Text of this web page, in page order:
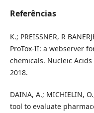
Referências
K.; PREISSNER, R
ProTox-II: a webserver
chemicals. Nucleic Acids
2018.
DAINA, A.; MICHIELIN,
tool to evaluate